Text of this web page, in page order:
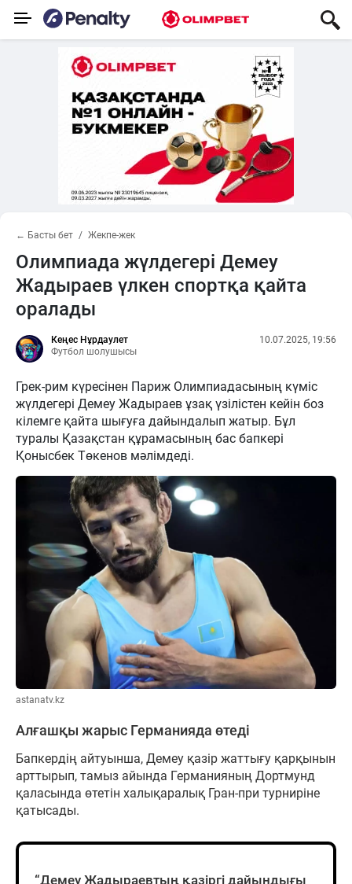
← Басты бет Жекпе-жек
Олимпиада жүлдегері Демеу
Жадыраев үлкен спортқа қайта
оралады
Кеңес Нұрдаулет
Футбол шолушысы
10.07.2025, 19:56
Грек-рим күресінен Париж Олимпиадасының күміс
жүлдегері Демеу Жадыраев ұзақ үзілістен кейін боз
кілемге қайта шығуға дайындалып жатыр. Бұл
туралы Қазақстан құрамасының бас бапкері
Қонысбек Төкенов мәлімдеді.
astanatv.kz
Алғашқы жарыс Германияда өтеді
Бапкердің айтуынша, Демеу қазір жаттығу қарқынын
арттырып, тамыз айында Германияның Дортмунд
қаласында өтетін халықаралық Гран-при турниріне
қатысады.
“Демеу Жадыраевтың қазіргі дайындығы